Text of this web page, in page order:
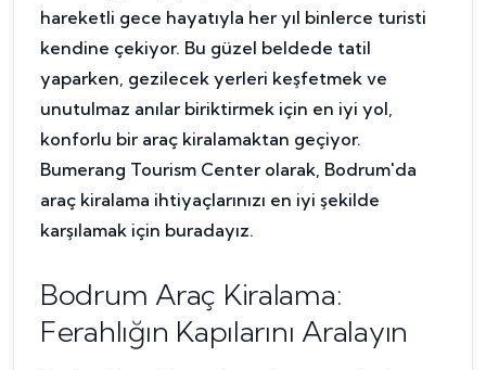
hareketli gece hayatıyla her yıl binlerce turisti
kendine çekiyor. Bu güzel beldede tatil
yaparken, gezilecek yerleri keşfetmek ve
unutulmaz anılar biriktirmek için en iyi yol,
konforlu bir araç kiralamaktan geçiyor.
Bumerang Tourism Center olarak, Bodrum'da
araç kiralama ihtiyaçlarınızı en iyi şekilde
karşılamak için buradayız.
Bodrum Araç Kiralama:
Ferahlığın Kapılarını Aralayın